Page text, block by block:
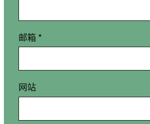
邮箱 *
网站